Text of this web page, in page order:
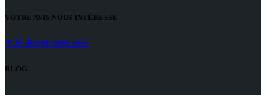
VOTRE AVIS NOUS INTÉRESSE
⭐ Je donne mon avis
BLOG